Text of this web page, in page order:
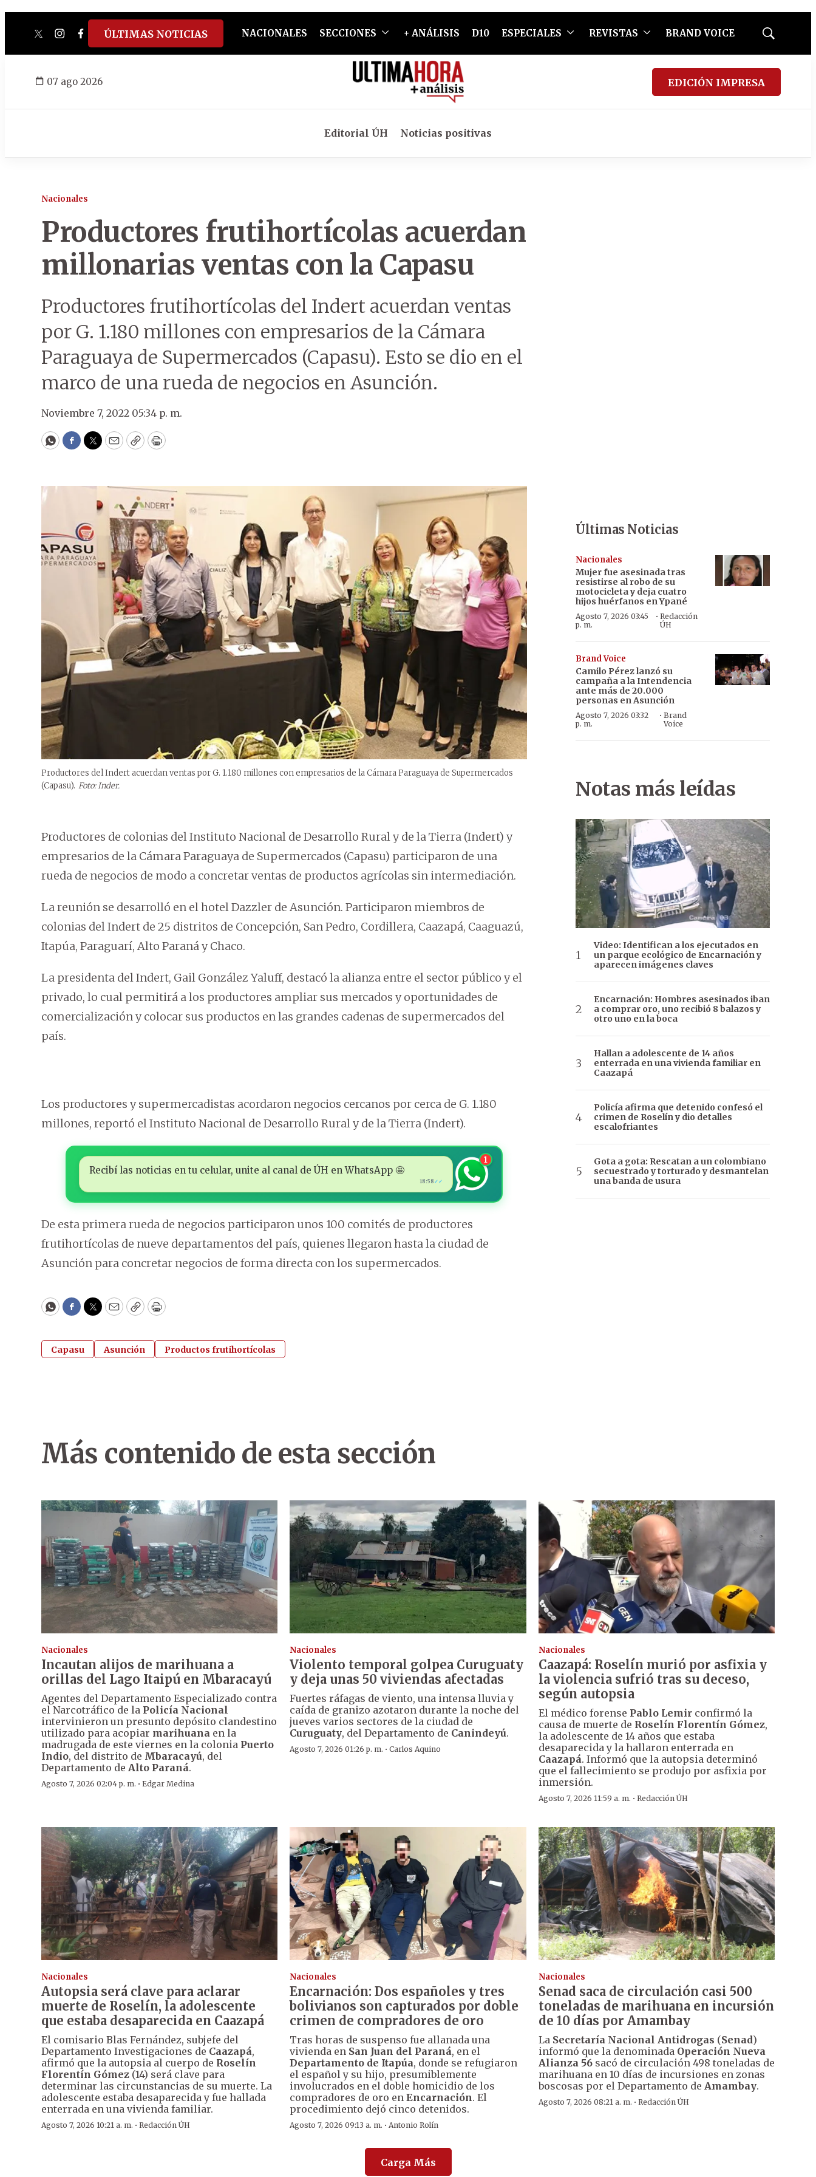
twitterinstagram
facebook
tiktokyoutube
spotify
ÚLTIMAS NOTICIAS NACIONALES SECCIONES + ANÁLISIS D10 ESPECIALES REVISTAS BRAND VOICE
Mostrar
07 ago 2026 EDICIÓN IMPRESA
Editorial ÚH Noticias positivas
Nacionales
Productores frutihortícolas acuerdan
millonarias ventas con la Capasu
Productores frutihortícolas del Indert acuerdan ventas
por G. 1.180 millones con empresarios de la Cámara
Paraguaya de Supermercados (Capasu). Esto se dio en el
marco de una rueda de negocios en Asunción.
Noviembre 7, 2022 05:34 p. m.
WhatsApp
Facebook
Twitter
EmailCopyPrint
Productores del Indert acuerdan ventas por G. 1.180 millones con empresarios de la Cámara Paraguaya de Supermercados
(Capasu). Foto: Inder.
Productores de colonias del Instituto Nacional de Desarrollo Rural y de la Tierra (Indert) y
empresarios de la Cámara Paraguaya de Supermercados (Capasu) participaron de una
rueda de negocios de modo a concretar ventas de productos agrícolas sin intermediación.
La reunión se desarrolló en el hotel Dazzler de Asunción. Participaron miembros de
colonias del Indert de 25 distritos de Concepción, San Pedro, Cordillera, Caazapá, Caaguazú,
Itapúa, Paraguarí, Alto Paraná y Chaco.
La presidenta del Indert, Gail González Yaluff, destacó la alianza entre el sector público y el
privado, lo cual permitirá a los productores ampliar sus mercados y oportunidades de
comercialización y colocar sus productos en las grandes cadenas de supermercados del
país.
Los productores y supermercadistas acordaron negocios cercanos por cerca de G. 1.180
millones, reportó el Instituto Nacional de Desarrollo Rural y de la Tierra (Indert).
Recibí las noticias en tu celular, unite al canal de ÚH en WhatsApp 🤩
18:58 ✓✓
1
De esta primera rueda de negocios participaron unos 100 comités de productores
frutihortícolas de nueve departamentos del país, quienes llegaron hasta la ciudad de
Asunción para concretar negocios de forma directa con los supermercados.
WhatsApp
Facebook
Twitter
EmailCopyPrint
Capasu Asunción Productos frutihortícolas
Últimas Noticias
Nacionales
Mujer fue asesinada tras
resistirse al robo de su
motocicleta y deja cuatro
hijos huérfanos en Ypané
Agosto 7, 2026 03:45
p. m.
· Redacción
ÚH
Brand Voice
Camilo Pérez lanzó su
campaña a la Intendencia
ante más de 20.000
personas en Asunción
Agosto 7, 2026 03:32
p. m.
· Brand
Voice
Notas más leídas
Video: Identifican a los ejecutados en
un parque ecológico de Encarnación y
aparecen imágenes claves
Encarnación: Hombres asesinados iban
a comprar oro, uno recibió 8 balazos y
otro uno en la boca
Hallan a adolescente de 14 años
enterrada en una vivienda familiar en
Caazapá
Policía afirma que detenido confesó el
crimen de Roselín y dio detalles
escalofriantes
Gota a gota: Rescatan a un colombiano
secuestrado y torturado y desmantelan
una banda de usura
Más contenido de esta sección
Nacionales
Incautan alijos de marihuana a
orillas del Lago Itaipú en Mbaracayú
Agentes del Departamento Especializado contra
el Narcotráfico de la Policía Nacional
intervinieron un presunto depósito clandestino
utilizado para acopiar marihuana en la
madrugada de este viernes en la colonia Puerto
Indio, del distrito de Mbaracayú, del
Departamento de Alto Paraná.
Agosto 7, 2026 02:04 p. m. · Edgar Medina
Nacionales
Violento temporal golpea Curuguaty
y deja unas 50 viviendas afectadas
Fuertes ráfagas de viento, una intensa lluvia y
caída de granizo azotaron durante la noche del
jueves varios sectores de la ciudad de
Curuguaty, del Departamento de Canindeyú.
Agosto 7, 2026 01:26 p. m. ·Carlos Aquino
Nacionales
Caazapá: Roselín murió por asfixia y
la violencia sufrió tras su deceso,
según autopsia
El médico forense Pablo Lemirconfirmó la
causa de muerte de Roselín Florentín Gómez,
la adolescente de 14 años que estaba
desaparecida y la hallaron enterrada en
Caazapá. Informó que la autopsia determinó
que el fallecimiento se produjo por asfixia por
inmersión.
Agosto 7, 2026 11:59 a. m. · Redacción ÚH
Nacionales
Autopsia será clave para aclarar
muerte de Roselín, la adolescente
que estaba desaparecida en Caazapá
El comisario Blas Fernández, subjefe del
Departamento Investigaciones de Caazapá,
afirmó que la autopsia al cuerpo de Roselín
Florentín Gómez (14) será clave para
determinar las circunstancias de su muerte. La
adolescente estaba desaparecida y fue hallada
enterrada en una vivienda familiar.
Agosto 7, 2026 10:21 a. m. · Redacción ÚH
Nacionales
Encarnación: Dos españoles y tres
bolivianos son capturados por doble
crimen de compradores de oro
Tras horas de suspenso fue allanada una
vivienda en San Juan del Paraná, en el
Departamento de Itapúa, donde se refugiaron
el español y su hijo, presumiblemente
involucrados en el doble homicidio de los
compradores de oro enEncarnación. El
procedimiento dejó cinco detenidos.
Agosto 7, 2026 09:13 a. m. ·Antonio Rolín
Nacionales
Senad saca de circulación casi 500
toneladas de marihuana en incursión
de 10 días por Amambay
La Secretaría Nacional Antidrogas (Senad)
informó que la denominada Operación Nueva
Alianza 56sacó de circulación 498 toneladas de
marihuana en 10 días de incursiones en zonas
boscosas por el Departamento de Amambay.
Agosto 7, 2026 08:21 a. m. · Redacción ÚH
Carga Más